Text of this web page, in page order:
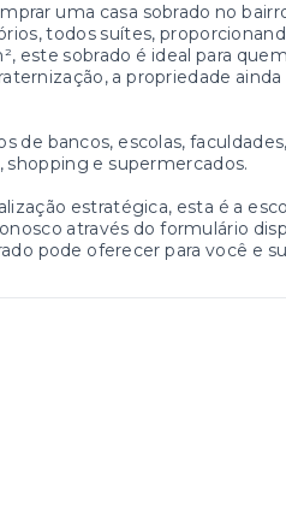
uma casa sobrado no
todos suítes,
este sobrado é ideal para
a propriedade
de bancos, escolas,
e supermercados.
estratégica, esta é a
através do formulário
pode oferecer para você e